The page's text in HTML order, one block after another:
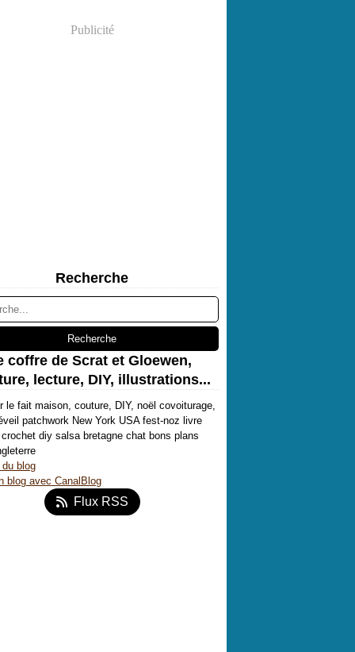
Publicité
Recherche
coffre de Scrat et Gloewen,
lecture, DIY, illustrations...
le fait maison, couture, DIY, noël covoiturage,
patchwork New York USA fest-noz livre
diy salsa bretagne chat bons plans
blog
blog avec CanalBlog
Flux RSS